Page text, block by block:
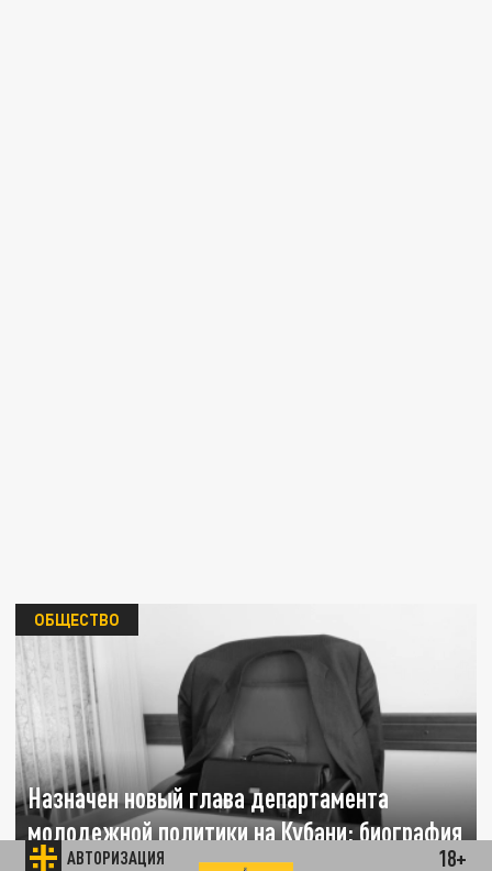
АВТОРИЗАЦИЯ 18+
Назначен новый глава департамента
молодежной политики на Кубани: биография
ОБЩЕСТВО